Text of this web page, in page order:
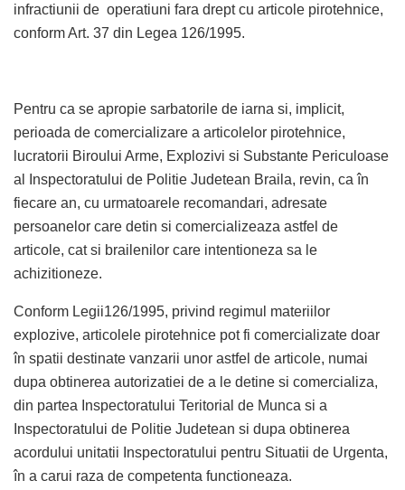
infractiunii de operatiuni fara drept cu articole pirotehnice,
conform Art. 37 din Legea 126/1995.
Pentru ca se apropie sarbatorile de iarna si, implicit,
perioada de comercializare a articolelor pirotehnice,
lucratorii Biroului Arme, Explozivi si Substante Periculoase
al Inspectoratului de Politie Judetean Braila, revin, ca în
fiecare an, cu urmatoarele recomandari, adresate
persoanelor care detin si comercializeaza astfel de
articole, cat si brailenilor care intentioneza sa le
achizitioneze.
Conform Legii126/1995, privind regimul materiilor
explozive, articolele pirotehnice pot fi comercializate doar
în spatii destinate vanzarii unor astfel de articole, numai
dupa obtinerea autorizatiei de a le detine si comercializa,
din partea Inspectoratului Teritorial de Munca si a
Inspectoratului de Politie Judetean si dupa obtinerea
acordului unitatii Inspectoratului pentru Situatii de Urgenta,
în a carui raza de competenta functioneaza.